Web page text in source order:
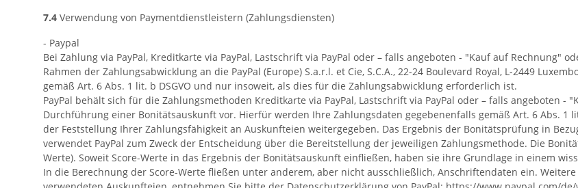
7.4 Verwendung von Paymentdienstleistern (Zahlungsdiensten)
- Paypal
Bei Zahlung via PayPal, Kreditkarte via PayPal, Lastschrift via PayPal oder – falls angeboten - "Kauf auf Rechnung"
Rahmen der Zahlungsabwicklung an die PayPal (Europe) S.a.r.l. et Cie, S.C.A., 22-24 Boulevard Royal, L-2449
gemäß Art. 6 Abs. 1 lit. b DSGVO und nur insoweit, als dies für die Zahlungsabwicklung erforderlich ist.
PayPal behält sich für die Zahlungsmethoden Kreditkarte via PayPal, Lastschrift via PayPal oder – falls angeboten -
Durchführung einer Bonitätsauskunft vor. Hierfür werden Ihre Zahlungsdaten gegebenenfalls gemäß Art. 6 Abs. 1
der Feststellung Ihrer Zahlungsfähigkeit an Auskunfteien weitergegeben. Das Ergebnis der Bonitätsprüfung in
verwendet PayPal zum Zweck der Entscheidung über die Bereitstellung der jeweiligen Zahlungsmethode. Die
Werte). Soweit Score-Werte in das Ergebnis der Bonitätsauskunft einfließen, haben sie ihre Grundlage in einem
In die Berechnung der Score-Werte fließen unter anderem, aber nicht ausschließlich, Anschriftendaten ein.